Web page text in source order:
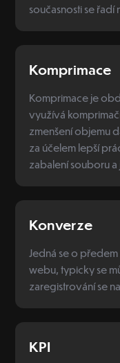
současnosti se řadí
Komprimace
Komprimace je
využívá
zmenšení objemu
za účelem lepší
zabalení souboru
Konverze
Jedná se o
webu, typicky se
zaregistrování se
KPI